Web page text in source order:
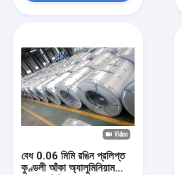
বেধ 0.06 মিমি রঙিন প্রলিপ্ত
কুণ্ডলী আঁকা অ্যালুমিনিয়াম